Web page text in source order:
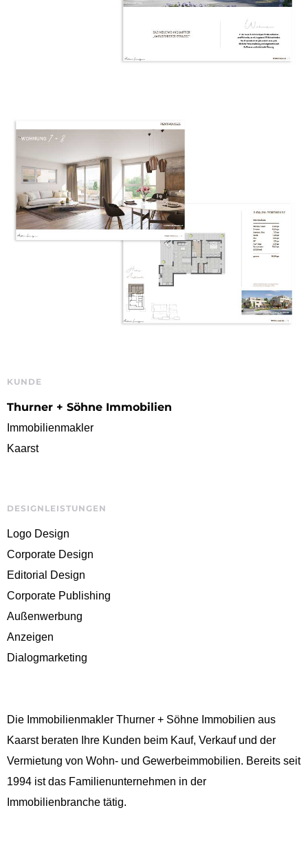
KUNDE
Thurner + Söhne Immobilien
Immobilienmakler
Kaarst
DESIGNLEISTUNGEN
Logo Design
Corporate Design
Editorial Design
Corporate Publishing
Außenwerbung
Anzeigen
Dialogmarketing
Die Immobilienmakler Thurner + Söhne Immobilien aus
Kaarst beraten Ihre Kunden beim Kauf, Verkauf und der
Vermietung von Wohn- und Gewerbeimmobilien. Bereits seit
1994 ist das Familienunternehmen in der
Immobilienbranche tätig.